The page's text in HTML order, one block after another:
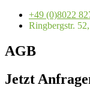
+49 (0)8022
Ringbergstr.
AGB
Jetzt